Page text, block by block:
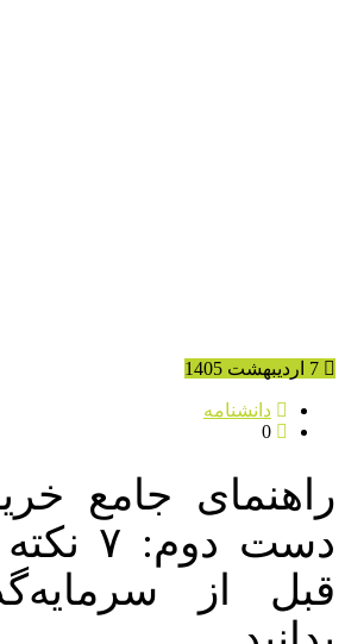
دانشنامه
0
راهنمای جامع
دست
قبل از